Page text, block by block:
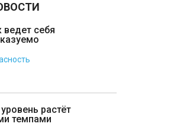
ведет себя
растёт
темпами